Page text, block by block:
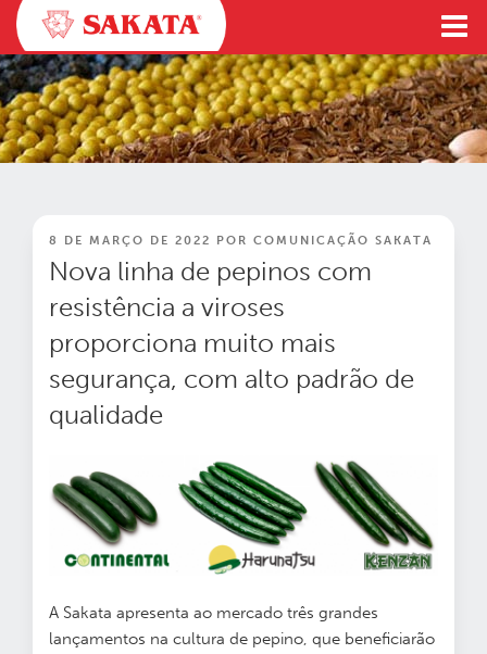
Pular
para
o
conteúdo
PUBLICADO
8 DE MARÇO DE 2022 POR COMUNICAÇÃO SAKATA
Nova linha de pepinos com
resistência a viroses
proporciona muito mais
segurança, com alto padrão de
qualidade
A Sakata apresenta ao mercado três grandes
lançamentos na cultura de pepino, que beneficiarão